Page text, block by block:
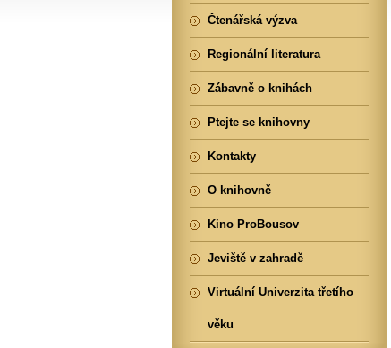
Čtenářská výzva
Regionální literatura
Zábavně o knihách
Ptejte se knihovny
Kontakty
O knihovně
Kino ProBousov
Jeviště v zahradě
Virtuální Univerzita třetího
věku